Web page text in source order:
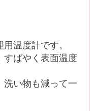
温度計です。
すばやく表面温度
洗い物も減って一